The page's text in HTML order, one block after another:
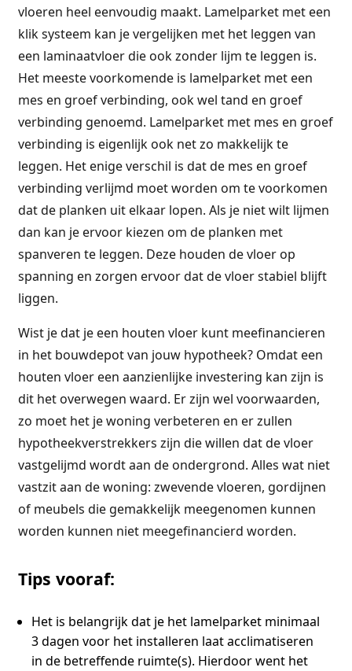
vloeren heel eenvoudig maakt. Lamelparket met een
klik systeem kan je vergelijken met het leggen van
een laminaatvloer die ook zonder lijm te leggen is.
Het meeste voorkomende is lamelparket met een
mes en groef verbinding, ook wel tand en groef
verbinding genoemd. Lamelparket met mes en groef
verbinding is eigenlijk ook net zo makkelijk te
leggen. Het enige verschil is dat de mes en groef
verbinding verlijmd moet worden om te voorkomen
dat de planken uit elkaar lopen. Als je niet wilt lijmen
dan kan je ervoor kiezen om de planken met
spanveren te leggen. Deze houden de vloer op
spanning en zorgen ervoor dat de vloer stabiel blijft
liggen.
Wist je dat je een houten vloer kunt meefinancieren
in het bouwdepot van jouw hypotheek? Omdat een
houten vloer een aanzienlijke investering kan zijn is
dit het overwegen waard. Er zijn wel voorwaarden,
zo moet het je woning verbeteren en er zullen
hypotheekverstrekkers zijn die willen dat de vloer
vastgelijmd wordt aan de ondergrond. Alles wat niet
vastzit aan de woning: zwevende vloeren, gordijnen
of meubels die gemakkelijk meegenomen kunnen
worden kunnen niet meegefinancierd worden.
Tips vooraf:
Het is belangrijk dat je het lamelparket minimaal
3 dagen voor het installeren laat acclimatiseren
in de betreffende ruimte(s). Hierdoor went het